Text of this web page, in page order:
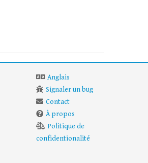
Anglais
Signaler un bug
Contact
À propos
Politique de
confidentionalité